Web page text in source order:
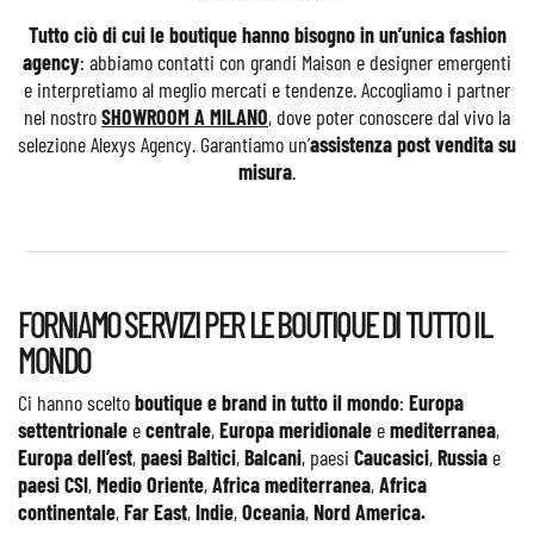
Tutto ciò di cui le boutique hanno bisogno in un’unica fashion
agency: abbiamo contatti con grandi Maison e designer emergenti
e interpretiamo al meglio mercati e tendenze. Accogliamo i partner
nel nostroSHOWROOM A MILANO, dove poter conoscere dal vivo la
selezione Alexys Agency. Garantiamo un’assistenza post vendita su
misura.
FORNIAMO SERVIZI PER LE BOUTIQUE DI TUTTO IL
MONDO
Ci hanno sceltoboutique e brand in tutto il mondo: Europa
settentrionale ecentrale,Europa meridionale emediterranea,
Europa dell’est,paesi Baltici,Balcani, paesi Caucasici,Russia e
paesi CSI,Medio Oriente,Africa mediterranea,Africa
continentale,Far East,Indie,Oceania,Nord America.